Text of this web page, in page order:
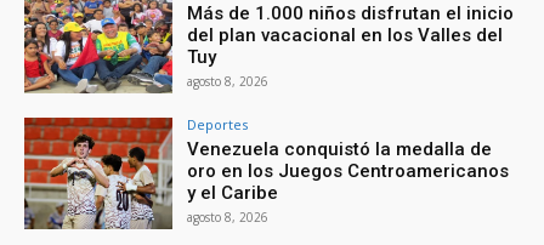
Más de 1.000 niños disfrutan el inicio
del plan vacacional en los Valles del
Tuy
agosto 8, 2026
Deportes
Venezuela conquistó la medalla de
oro en los Juegos Centroamericanos
y el Caribe
agosto 8, 2026